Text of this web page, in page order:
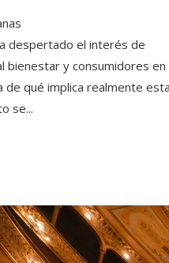
despertado el interés de
bienestar y consumidores en
de qué implica realmente
se...